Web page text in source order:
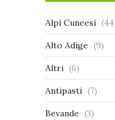
Alpi Cuneesi
Alto Adige (9)
Altri (6)
Antipasti (7)
Bevande (3)